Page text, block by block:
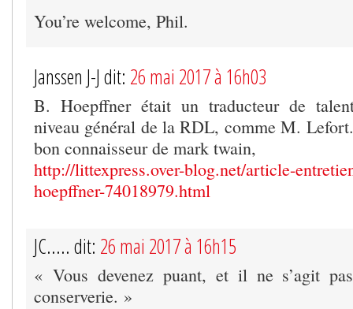
You’re welcome, Phil.
Janssen J-J dit: 26 mai 2017 à 16h03
B. Hoepffner était un traducteur de
niveau général de la RDL, comme M.
bon connaisseur de mark twain,
http://littexpress.over-blog.net/article-
hoepffner-74018979.html
JC..... dit: 26 mai 2017 à 16h15
« Vous devenez puant, et il ne s’agit
conserverie. »